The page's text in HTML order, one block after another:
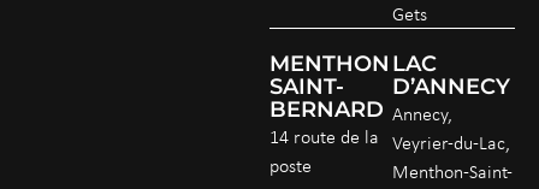
Gets
MENTHON
SAINT-
BERNARD
14 route de la
poste
LAC
D’ANNECY
Annecy,
Veyrier-du-Lac,
Menthon-Saint-